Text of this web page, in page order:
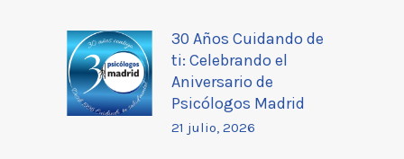
30 Años Cuidando de
ti: Celebrando el
Aniversario de
Psicólogos Madrid
21 julio, 2026